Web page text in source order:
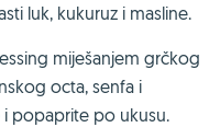
luk, kukuruz i masline.
miješanjem grčkog
octa, senfa i
i popaprite po ukusu.